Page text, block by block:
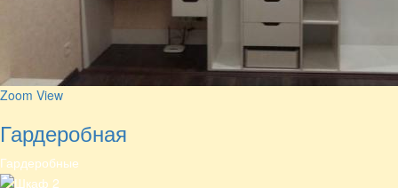
Zoom View
Гардеробная
Гардеробные